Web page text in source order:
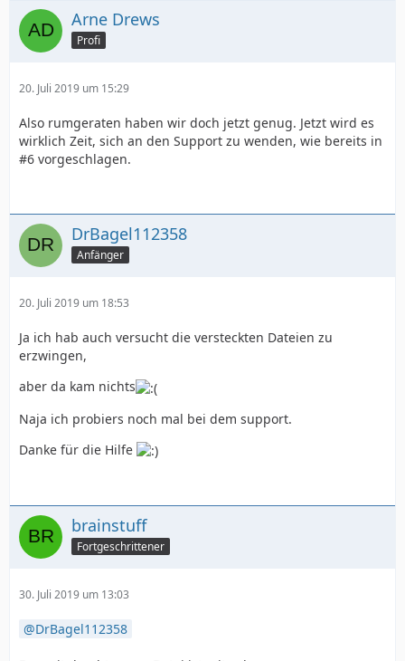
Arne Drews
Profi
20. Juli 2019 um 15:29
Also rumgeraten haben wir doch jetzt genug. Jetzt wird es
wirklich Zeit, sich an den Support zu wenden, wie bereits in
#6 vorgeschlagen.
DrBagel112358
Anfänger
20. Juli 2019 um 18:53
Ja ich hab auch versucht die versteckten Dateien zu
erzwingen,
aber da kam nichts
Naja ich probiers noch mal bei dem support.
Danke für die Hilfe
brainstuff
Fortgeschrittener
30. Juli 2019 um 13:03
DrBagel112358